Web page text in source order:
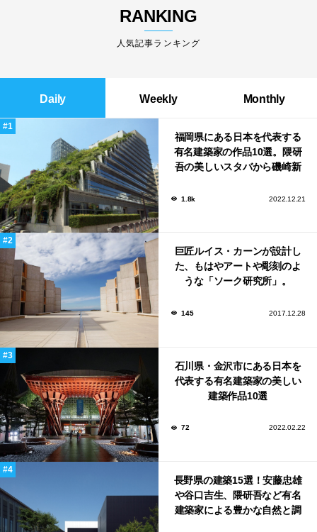
RANKING
人気記事ランキング
Daily Weekly Monthly
福岡県にある日本を代表する
有名建築家の作品10選。隈研
吾の美しいスタバから磯崎新
1.8k 2022.12.21
巨匠ルイス・カーンが設計し
た、もはやアートや彫刻のよ
うな「ソーク研究所」。
145 2017.12.28
石川県・金沢市にある日本を
代表する有名建築家の美しい
建築作品10選
72 2022.02.22
長野県の建築15選！安藤忠雄
や谷口吉生、隈研吾など有名
建築家による豊かな自然と調